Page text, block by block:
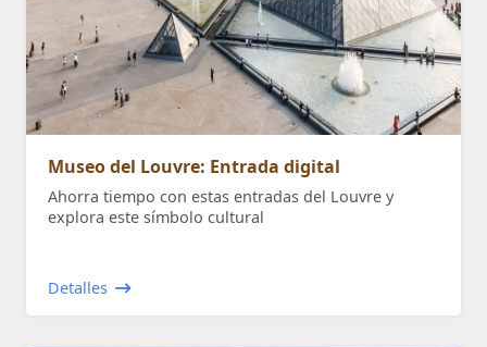
Museo del Louvre: Entrada digital
Ahorra tiempo con estas entradas del Louvre y
explora este símbolo cultural
Detalles